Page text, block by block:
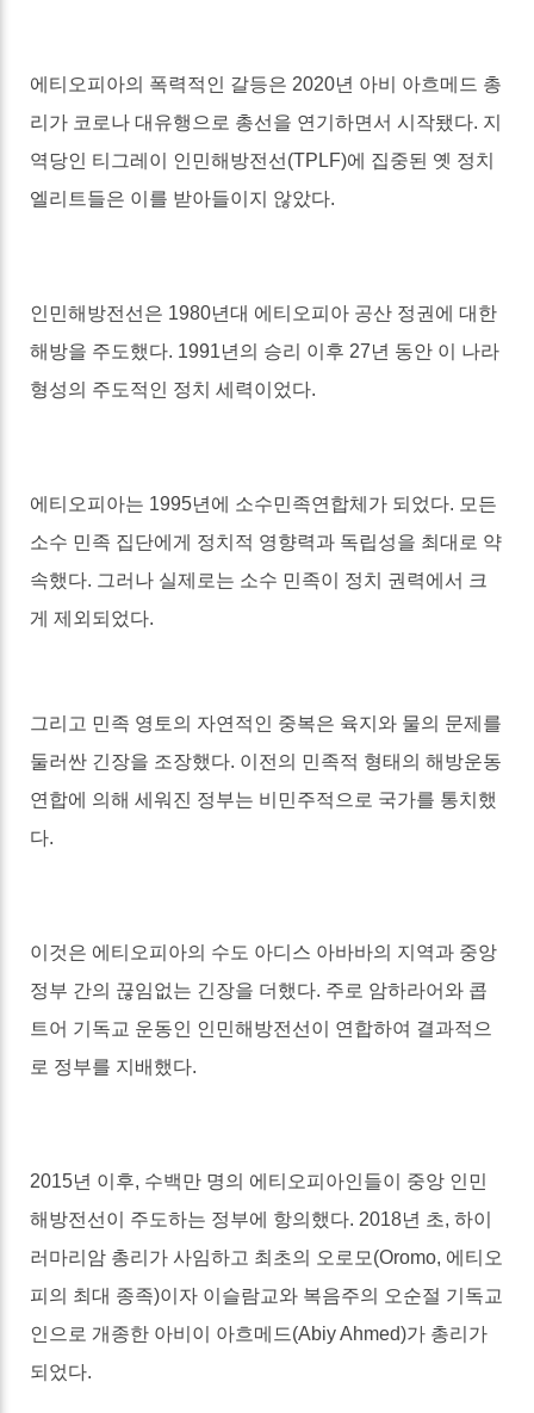
에티오피아의 폭력적인 갈등은 2020년 아비 아흐메드 총
리가 코로나 대유행으로 총선을 연기하면서 시작됐다. 지
역당인 티그레이 인민해방전선 (TPLF)에 집중된 옛 정치
엘리트들은 이를 받아들이지 않았다.
인민해방전선은 1980년대 에티오피아 공산 정권에 대한
해방을 주도했다. 1991년의 승리 이후 27년 동안 이 나라
형성의 주도적인 정치 세력이었다.
에티오피아는 1995년에 소수민족연합체가 되었다. 모든
소수 민족 집단에게 정치적 영향력과 독립성을 최대로 약
속했다. 그러나 실제로는 소수 민족이 정치 권력에서 크
게 제외되었다.
그리고 민족 영토의 자연적인 중복은 육지와 물의 문제를
둘러싼 긴장을 조장했다. 이전의 민족적 형태의 해방운동
연합에 의해 세워진 정부는 비민주적으로 국가를 통치했
다.
이것은 에티오피아의 수도 아디스 아바바의 지역과 중앙
정부 간의 끊임없는 긴장을 더했다. 주로 암하라어와 콥
트어 기독교 운동인 인민해방전선이 연합하여 결과적으
로 정부를 지배했다.
2015년 이후, 수백만 명의 에티오피아인들이 중앙 인민
해방전선이 주도하는 정부에 항의했다. 2018년 초,하이
러마리암 총리가 사임하고 최초의 오로모 (Oromo, 에티오
피의 최대 종족)이자 이슬람교와 복음주의 오순절 기독교
인으로 개종한 아비이 아흐메드(Abiy Ahmed)가 총리가
되었다.